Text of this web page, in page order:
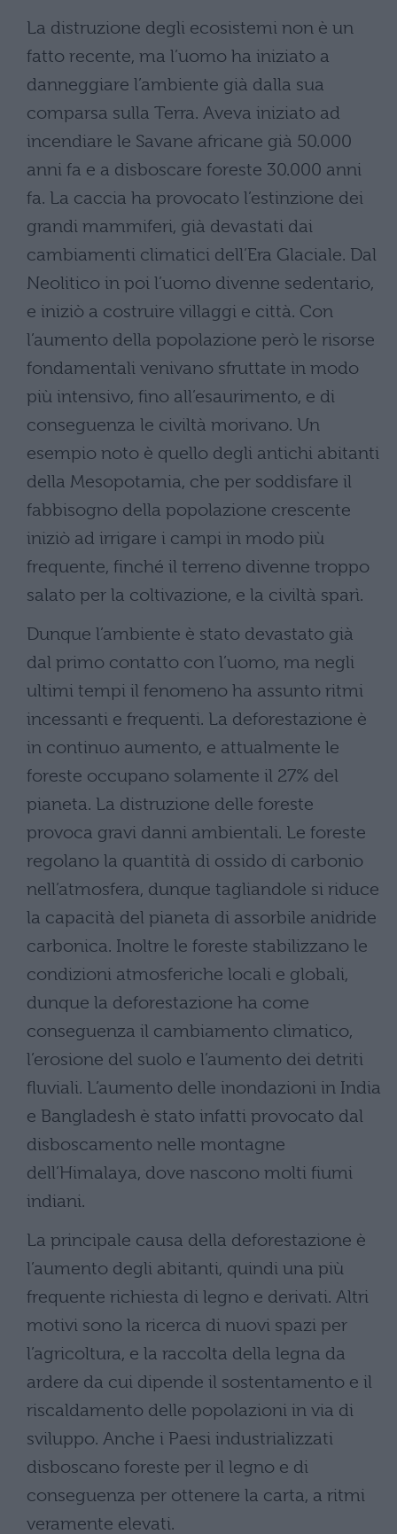
La distruzione degli ecosistemi non è un
fatto recente, ma l’uomo ha iniziato a
danneggiare l’ambiente già dalla sua
comparsa sulla Terra. Aveva iniziato ad
incendiare le Savane africane già 50.000
anni fa e a disboscare foreste 30.000 anni
fa. La caccia ha provocato l’estinzione dei
grandi mammiferi, già devastati dai
cambiamenti climatici dell’Era Glaciale. Dal
Neolitico in poi l’uomo divenne sedentario,
e iniziò a costruire villaggi e città. Con
l’aumento della popolazione però le risorse
fondamentali venivano sfruttate in modo
più intensivo, fino all’esaurimento, e di
conseguenza le civiltà morivano. Un
esempio noto è quello degli antichi abitanti
della Mesopotamia, che per soddisfare il
fabbisogno della popolazione crescente
iniziò ad irrigare i campi in modo più
frequente, finché il terreno divenne troppo
salato per la coltivazione, e la civiltà sparì.
Dunque l’ambiente è stato devastato già
dal primo contatto con l’uomo, ma negli
ultimi tempi il fenomeno ha assunto ritmi
incessanti e frequenti. La deforestazione è
in continuo aumento, e attualmente le
foreste occupano solamente il 27% del
pianeta. La distruzione delle foreste
provoca gravi danni ambientali. Le foreste
regolano la quantità di ossido di carbonio
nell’atmosfera, dunque tagliandole si riduce
la capacità del pianeta di assorbile anidride
carbonica. Inoltre le foreste stabilizzano le
condizioni atmosferiche locali e globali,
dunque la deforestazione ha come
conseguenza il cambiamento climatico,
l’erosione del suolo e l’aumento dei detriti
fluviali. L’aumento delle inondazioni in India
e Bangladesh è stato infatti provocato dal
disboscamento nelle montagne
dell’Himalaya, dove nascono molti fiumi
indiani.
La principale causa della deforestazione è
l’aumento degli abitanti, quindi una più
frequente richiesta di legno e derivati. Altri
motivi sono la ricerca di nuovi spazi per
l’agricoltura, e la raccolta della legna da
ardere da cui dipende il sostentamento e il
riscaldamento delle popolazioni in via di
sviluppo. Anche i Paesi industrializzati
disboscano foreste per il legno e di
conseguenza per ottenere la carta, a ritmi
veramente elevati.